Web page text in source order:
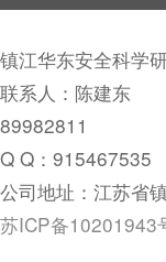
镇江华东安全科学
联系人：陈建东
89982811
Q Q： 915467535
公司地址：江苏省
苏ICP备10201943